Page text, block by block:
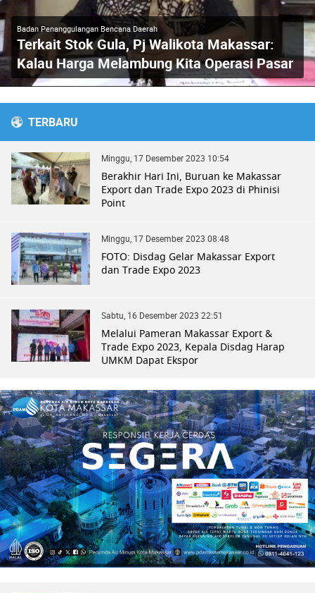
Badan Penanggulangan Bencana Daerah
Terkait Stok Gula, Pj Walikota Makassar:
Kalau Harga Melambung Kita Operasi Pasar
TERBARU
Minggu, 17 Desember 2023 10:54
Berakhir Hari Ini, Buruan ke Makassar
Export dan Trade Expo 2023 di Phinisi
Point
Minggu, 17 Desember 2023 08:48
FOTO: Disdag Gelar Makassar Export
dan Trade Expo 2023
Sabtu, 16 Desember 2023 22:51
Melalui Pameran Makassar Export &
Trade Expo 2023, Kepala Disdag Harap
UMKM Dapat Ekspor